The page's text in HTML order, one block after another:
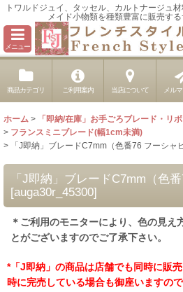
トワルドジュイ、タッセル、カルトナージュ
メイド小物類を種類豊富に販売す
メニュー
商品カテゴリ ご利用案内 当店について メル
ホーム >
「即納/在庫」お手ごろブレード・リ
> フランスミニブレード(幅1cm未満)
>
「J即納」ブレードC7mm（色番76 フーシャ
「J即納」ブレードC7mm（色
[auga30r_45300]
＊ご利用のモニターにより、色の見え
とがございますのでご了承下さい。
*「J即納」の商品は店舗でも同時に販
時に完売している場合も御座いますの